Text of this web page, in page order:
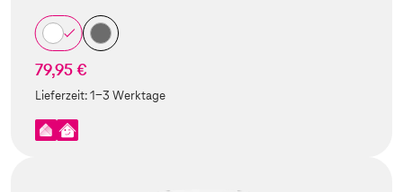
79,95 €
Lieferzeit:1-3 Werktage